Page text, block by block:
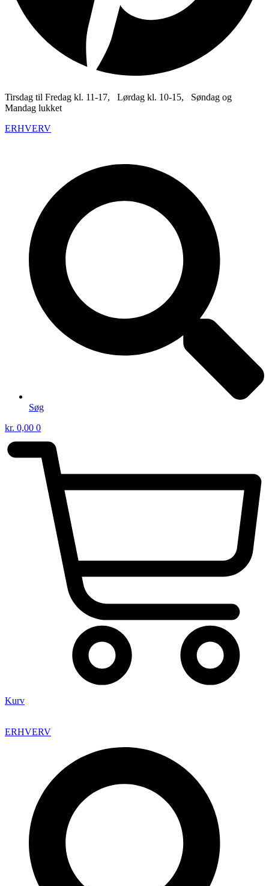
Tirsdag til Fredag kl. 11-17, Lørdag kl. 10-15, Søndag og
Mandag lukket
ERHVERV
Søg
kr. 0,00 0
Kurv
ERHVERV